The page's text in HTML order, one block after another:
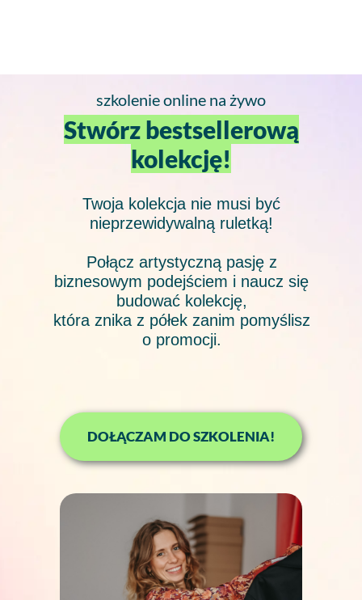
Stwórz bestsellerową
kolekcję!
szkolenie online na żywo
Twoja kolekcja nie musi być
nieprzewidywalną ruletką!
Połącz artystyczną pasję z
biznesowym podejściem i naucz się
budować kolekcję,
która znika z półek zanim pomyślisz
o promocji.
DOŁĄCZAM DO SZKOLENIA!